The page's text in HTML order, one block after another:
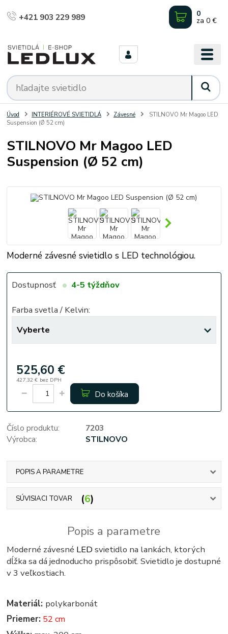
+421 903 229 989 0
za 0 €
Úvod INTERIÉROVÉ SVIETIDLÁ Závesné
STILNOVO Mr Magoo LED
Suspension (Ø 52 cm)
STILNOVO Mr Magoo LED
Suspension (Ø 52 cm)
Moderné závesné svietidlo s LED technológiou.
Dostupnosť 4-5 týždňov
Farba svetla / Kelvin:
525,60 €
427,32 € bez DPH
Do košíka
Číslo produktu:
7203
Výrobca:
STILNOVO
POPIS A PARAMETRE
SÚVISIACI TOVAR 6
Popis a parametre
Moderné závesné LED svietidlo na lankách, ktorých
dĺžka sa dá jednoducho prispôsobiť. Svietidlo je dostupné
v 3 veľkostiach.
Materiál: polykarbonát
Priemer: 52 cm